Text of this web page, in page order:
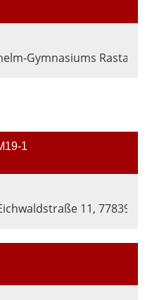
Gymnasiums Rastatt,
1
11, 77839